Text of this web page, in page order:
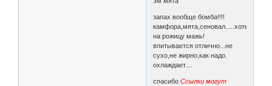
запах вообще бомба!!!!
камфора,мята,сеновал.....хоть
на рожицу мажь!
впитывается отлично...не
сухо,не жирно,как надо.
охлаждает....
спасибоСсылки могут